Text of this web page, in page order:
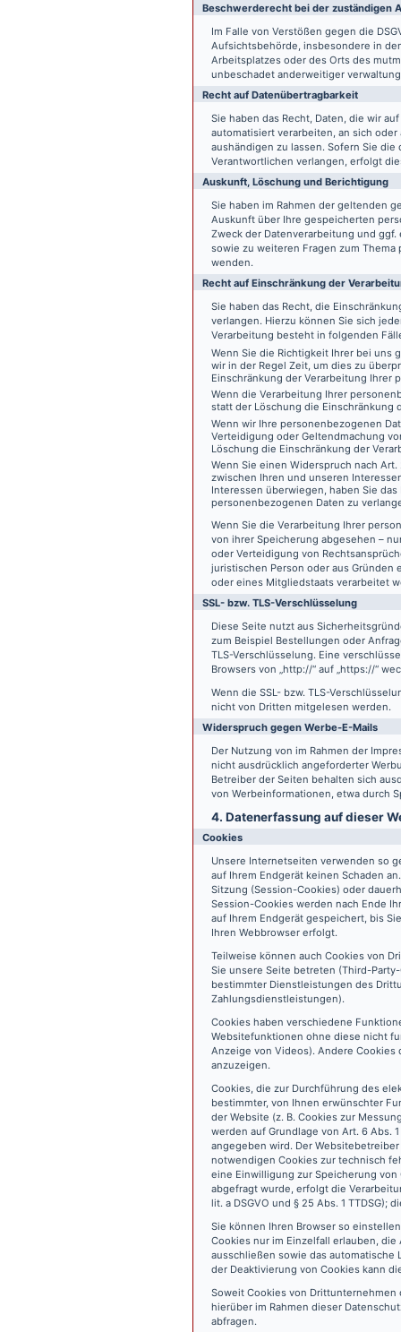
Beschwerde­recht bei der zuständigen
Im Falle von Verstößen gegen die
Aufsichtsbehörde, insbesondere in
Arbeitsplatzes oder des Orts des
unbeschadet anderweitiger
Recht auf Daten­übertrag­barkeit
Sie haben das Recht, Daten, die wir
automatisiert verarbeiten, an sich
aushändigen zu lassen. Sofern Sie
Verantwortlichen verlangen, erfolgt
Auskunft, Löschung und Berichtigung
Sie haben im Rahmen der geltenden
Auskunft über Ihre gespeicherten
Zweck der Datenverarbeitung und
sowie zu weiteren Fragen zum
wenden.
Recht auf Einschränkung der
Sie haben das Recht, die
verlangen. Hierzu können Sie sich
Verarbeitung besteht in folgenden
Wenn Sie die Richtigkeit Ihrer bei
wir in der Regel Zeit, um dies zu
Einschränkung der Verarbeitung Ihrer
Wenn die Verarbeitung Ihrer
statt der Löschung die Einschränkung
Wenn wir Ihre personenbezogenen
Verteidigung oder Geltendmachung
Löschung die Einschränkung der
Wenn Sie einen Widerspruch nach
zwischen Ihren und unseren
Interessen überwiegen, haben Sie
personenbezogenen Daten zu
Wenn Sie die Verarbeitung Ihrer
von ihrer Speicherung abgesehen –
oder Verteidigung von
juristischen Person oder aus
oder eines Mitgliedstaats verarbeitet
SSL- bzw. TLS-Verschlüsselung
Diese Seite nutzt aus
zum Beispiel Bestellungen oder
TLS-Verschlüsselung. Eine
Browsers von „http://“ auf „https://“
Wenn die SSL- bzw. TLS-
nicht von Dritten mitgelesen werden.
Widerspruch gegen Werbe-E-Mails
Der Nutzung von im Rahmen der
nicht ausdrücklich angeforderter
Betreiber der Seiten behalten sich
von Werbeinformationen, etwa durch
4. Datenerfassung auf dieser
Cookies
Unsere Internetseiten verwenden so
auf Ihrem Endgerät keinen Schaden
Sitzung (Session-Cookies) oder
Session-Cookies werden nach Ende
auf Ihrem Endgerät gespeichert, bis
Ihren Webbrowser erfolgt.
Teilweise können auch Cookies von
Sie unsere Seite betreten (Third-
bestimmter Dienstleistungen des
Zahlungsdienstleistungen).
Cookies haben verschiedene
Websitefunktionen ohne diese nicht
Anzeige von Videos). Andere
anzuzeigen.
Cookies, die zur Durchführung des
bestimmter, von Ihnen erwünschter
der Website (z. B. Cookies zur
werden auf Grundlage von Art. 6 Abs.
angegeben wird. Der
notwendigen Cookies zur technisch
eine Einwilligung zur Speicherung
abgefragt wurde, erfolgt die
lit. a DSGVO und § 25 Abs. 1
Sie können Ihren Browser so
Cookies nur im Einzelfall erlauben,
ausschließen sowie das automatische
der Deaktivierung von Cookies kann
Soweit Cookies von
hierüber im Rahmen dieser
abfragen.